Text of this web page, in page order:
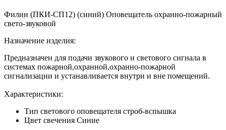
Филин (ПКИ-СП12) (синий) Оповещатель охранно-пожарный
свето-звуковой
Назначение изделия:
Предназначен для подачи звукового и светового сигнала в
системах пожарной,охранной,охранно-пожарной
сигнализации и устанавливается внутри и вне помещений.
Характеристики:
Тип светового оповещателя строб-вспышка
Цвет свечения Синие